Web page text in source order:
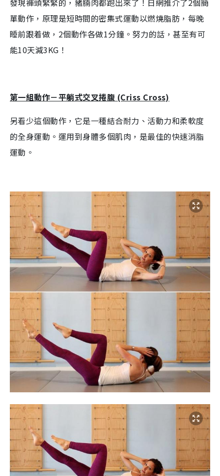
發現褲頭緊緊的，豬腩肉都跑出來了！日網推介了2個簡
單動作，原理是短時間的密集式運動以燃燒脂肪，每晚
睡前跟着做， 2個動作各做1分鐘。努力的話，甚至有可
能10天減3KG ！
第一組動作－平躺式交叉捲腹 (Criss Cross)
另看少這個動作，它是一種結合耐力、活動力和柔軟度
的全身運動。運用到身體多個肌肉，是最佳的快速消脂
運動。